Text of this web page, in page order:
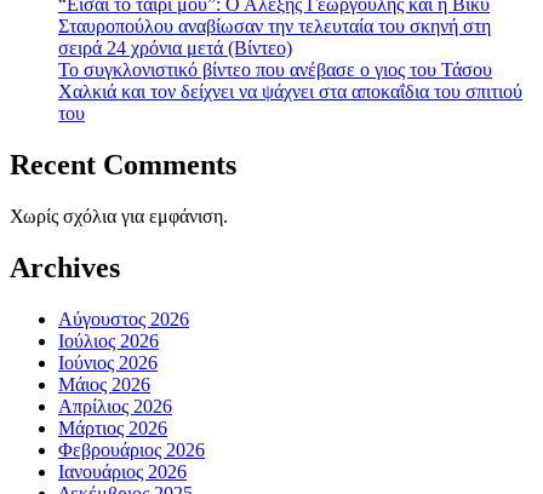
“Είσαι το ταίρι μου”: Ο Αλέξης Γεωργούλης και η Βίκυ
Σταυροπούλου αναβίωσαν την τελευταία του σκηνή στη
σειρά 24 χρόνια μετά (Βίντεο)
To συγκλονιστικό βίντεο που ανέβασε ο γιος του Τάσου
Χαλκιά και τον δείχνει να ψάχνει στα αποκαΐδια του σπιτιού
του
Recent Comments
Χωρίς σχόλια για εμφάνιση.
Archives
Αύγουστος 2026
Ιούλιος 2026
Ιούνιος 2026
Μάιος 2026
Απρίλιος 2026
Μάρτιος 2026
Φεβρουάριος 2026
Ιανουάριος 2026